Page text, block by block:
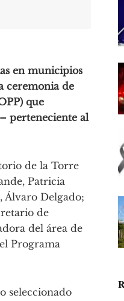
en municipios
ceremonia de
que
perteneciente al
de la Torre
Patricia
Álvaro Delgado;
de
del área de
Programa
seleccionado